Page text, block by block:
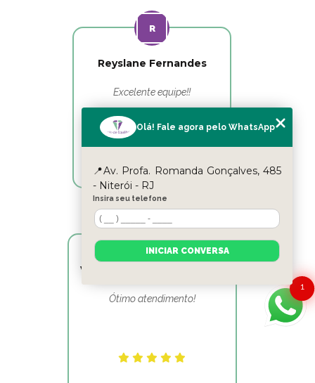
Reyslane Fernandes
Excelente equipe!!
Victor Hugo Marins Mansur
Ótimo atendimento!
1
Olá! Fale agora pelo WhatsApp
📍Av. Profa. Romanda Gonçalves, 485
- Niterói - RJ
Insira seu telefone
INICIAR CONVERSA